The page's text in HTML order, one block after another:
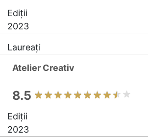
Ediții
2023
Laureați
Atelier Creativ
8.5
Ediții
2023